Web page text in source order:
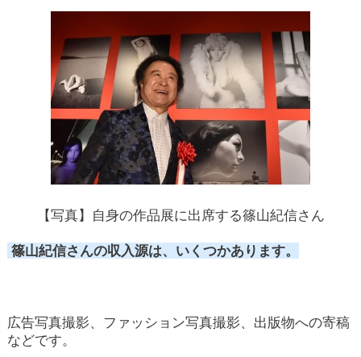
【写真】自身の作品展に出席する篠山紀信さん
篠山紀信さんの収入源は、いくつかあります。
広告写真撮影、ファッション写真撮影、出版物への寄稿
などです。